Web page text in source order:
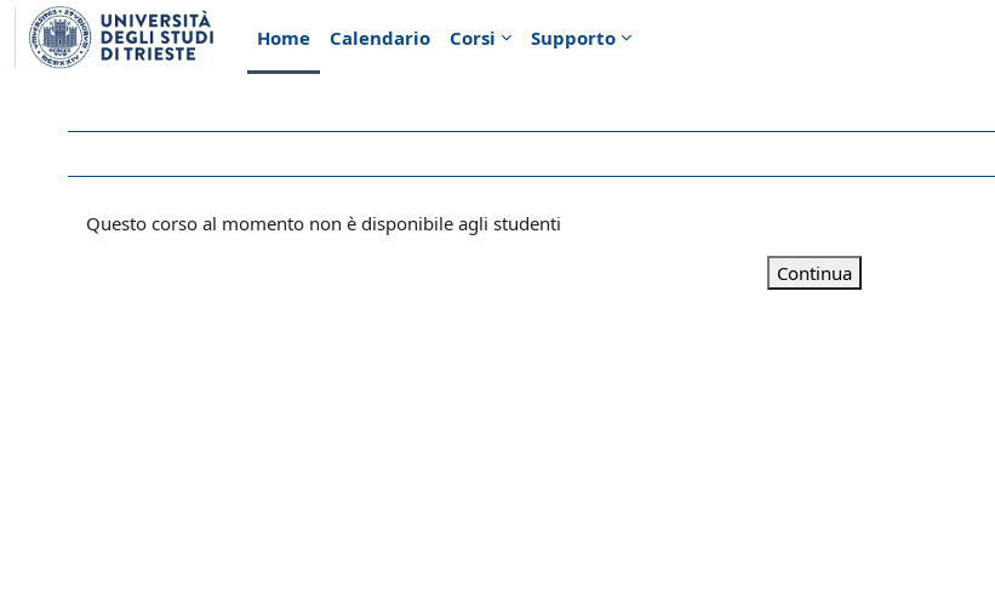
Vai al contenuto principale
Home
Calendario Corsi Supporto
Questo corso al momento non è disponibile agli studenti
Continua